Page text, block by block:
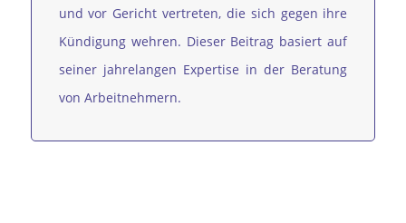
und vor Gericht vertreten, die sich gegen ihre
Kündigung wehren. Dieser Beitrag basiert auf
seiner jahrelangen Expertise in der Beratung
von Arbeitnehmern.